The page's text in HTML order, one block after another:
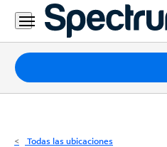
Residencial
Business
Paquetes
Internet
Todas las ubicaciones